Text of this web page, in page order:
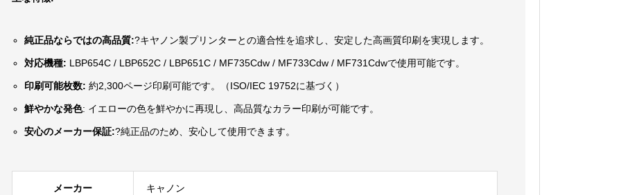
純正品ならではの高品質:?キヤノン製プリンターとの適合性を追求し、安定した高画質印刷を実現します。
対応機種: LBP654C / LBP652C / LBP651C / MF735Cdw / MF733Cdw / MF731Cdwで使用可能です。
印刷可能枚数: 約2,300ページ印刷可能です。（ISO/IEC 19752に基づく）
鮮やかな発色: イエローの色を鮮やかに再現し、高品質なカラー印刷が可能です。
安心のメーカー保証:?純正品のため、安心して使用できます。
メーカー キャノン